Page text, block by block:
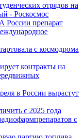
отрядов на
- Роскосмос
России препарат
с космодрома
контракты на
в России вырастут
с 2025 года
с